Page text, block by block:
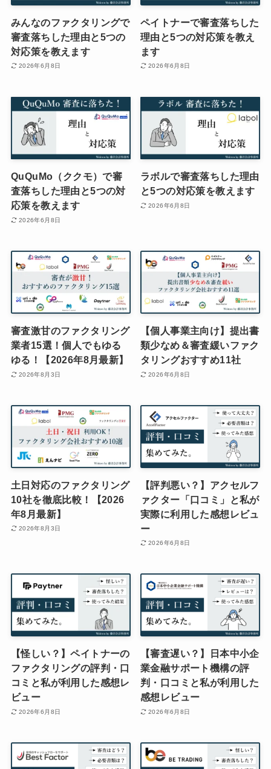
みんなのファクタリングで
審査落ちした理由と5つの
対応策を教えます
2026年6月8日
ペイトナーで審査落ちした
理由と5つの対応策を教え
ます
2026年6月8日
QuQuMo（ククモ）で審
査落ちした理由と5つの対
応策を教えます
2026年6月8日
ラボルで審査落ちした理由
と5つの対応策を教えます
2026年6月8日
審査激甘のファクタリング
業者15選！個人でもゆる
ゆる！【2026年8月最新】
2026年8月3日
【個人事業主向け】提出書
類少なめ＆審査緩いファク
タリングおすすめ11社
2026年6月8日
土日対応のファクタリング
10社を徹底比較！【2026
年8月最新】
2026年8月3日
【評判悪い？】アクセルフ
ァクター「口コミ」と私が
実際に利用した感想レビュ
ー
2026年6月8日
【怪しい？】ペイトナーの
ファクタリングの評判・口
コミと私が利用した感想レ
ビュー
2026年6月8日
【審査遅い？】日本中小企
業金融サポート機構の評
判・口コミと私が利用した
感想レビュー
2026年6月8日